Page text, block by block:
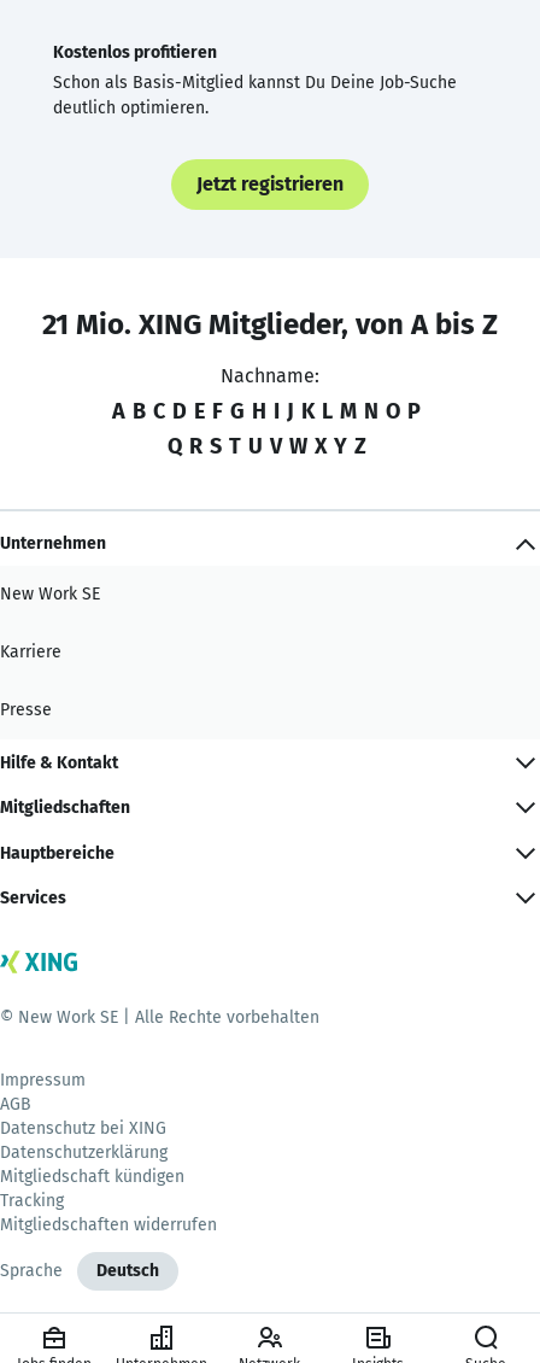
Kostenlos profitieren
Schon als Basis-Mitglied kannst Du Deine Job-Suche
deutlich optimieren.
Jetzt registrieren
21 Mio. XING Mitglieder, von A bis Z
Nachname:
A B C D E F G H I J K L M N O P
Q R S T U V W X Y Z
Unternehmen
New Work SE
Karriere
Presse
Hilfe & Kontakt
Mitgliedschaften
Hauptbereiche
Services
© New Work SE | Alle Rechte vorbehalten
Impressum
AGB
Datenschutz bei XING
Datenschutzerklärung
Mitgliedschaft kündigen
Tracking
Mitgliedschaften widerrufen
Sprache Deutsch